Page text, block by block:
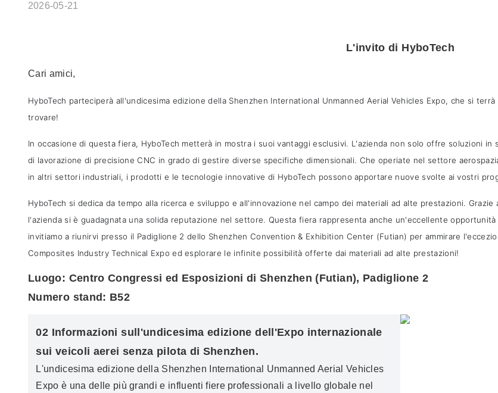
2026-05-21
L'invito di HyboTech
Cari amici,
HyboTech parteciperà all'undicesima edizione della Shenzhen International Unmanned Aerial Vehicles Expo, che si
trovare!
In occasione di questa fiera, HyboTech metterà in mostra i suoi vantaggi esclusivi. L'azienda non solo offre soluzioni
di lavorazione di precisione CNC in grado di gestire diverse specifiche dimensionali. Che operiate nel settore
in altri settori industriali, i prodotti e le tecnologie innovative di HyboTech possono apportare nuove svolte ai vostri
HyboTech si dedica da tempo alla ricerca e sviluppo e all'innovazione nel campo dei materiali ad alte prestazioni.
l'azienda si è guadagnata una solida reputazione nel settore. Questa fiera rappresenta anche un'eccellente
invitiamo a riunirvi presso il Padiglione 2 dello Shenzhen Convention & Exhibition Center (Futian) per ammirare
Composites Industry Technical Expo ed esplorare le infinite possibilità offerte dai materiali ad alte prestazioni!
Luogo: Centro Congressi ed Esposizioni di Shenzhen (Futian), Padiglione 2
Numero stand: B52
02 Informazioni sull'undicesima edizione dell'Expo internazionale
sui veicoli aerei senza pilota di Shenzhen.
L'undicesima edizione della Shenzhen International Unmanned Aerial Vehicles
Expo è una delle più grandi e influenti fiere professionali a livello globale nel